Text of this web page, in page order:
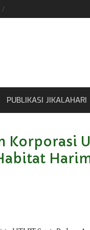
PUBLIKASI JIKALAHARI
Korporasi